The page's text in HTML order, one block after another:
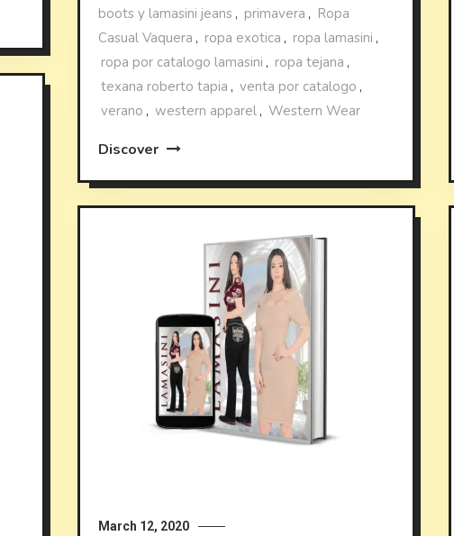
boots y lamasini jeans , primavera , Ropa
Casual Vaquera , ropa exotica , ropa lamasini ,
ropa por catalogo lamasini , ropa tejana ,
texana roberto tapia , venta por catalogo ,
verano , western apparel , Western Wear
Discover
March 12, 2020